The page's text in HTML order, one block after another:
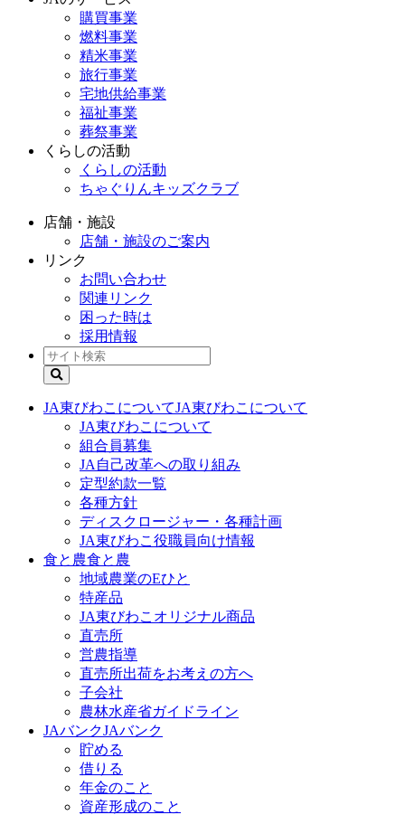
購買事業
燃料事業
精米事業
旅行事業
宅地供給事業
福祉事業
葬祭事業
くらしの活動
くらしの活動
ちゃぐりんキッズクラブ
店舗・施設
店舗・施設のご案内
リンク
お問い合わせ
関連リンク
困った時は
採用情報
JA東びわこについてJA東びわこについて
JA東びわこについて
組合員募集
JA自己改革への取り組み
定型約款一覧
各種方針
ディスクロージャー・各種計画
JA東びわこ役職員向け情報
食と農食と農
地域農業のEひと
特産品
JA東びわこオリジナル商品
直売所
営農指導
直売所出荷をお考えの方へ
子会社
農林水産省ガイドライン
JAバンクJAバンク
貯める
借りる
年金のこと
資産形成のこと